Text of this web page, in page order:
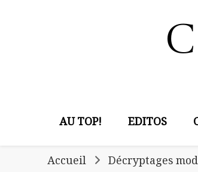
AU TOP! EDITOS
Accueil Décryptages